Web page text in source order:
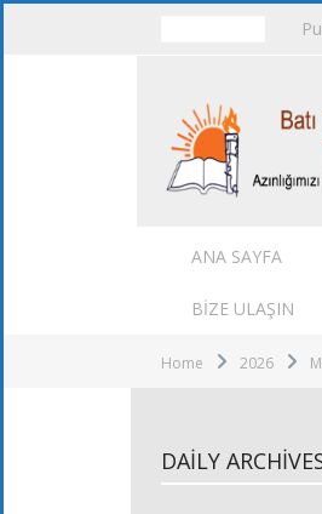
ANA SAYFA
BIZE ULAŞIN
Home 2026
DAILY